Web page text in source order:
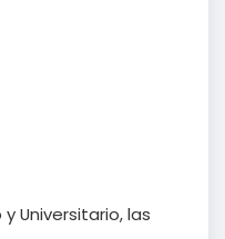
Universitario, las